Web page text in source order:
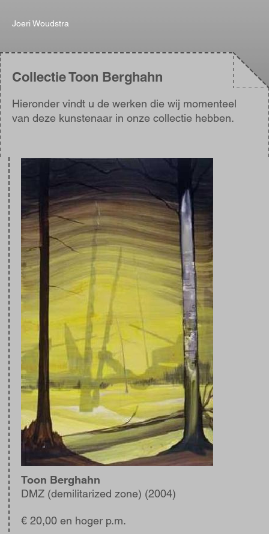
Joeri Woudstra
Collectie Toon Berghahn
Hieronder vindt u de werken die wij momenteel
van deze kunstenaar in onze collectie hebben.
Afbeelding
Toon Berghahn
DMZ (demilitarized zone) (2004)
€ 20,00 en hoger p.m.